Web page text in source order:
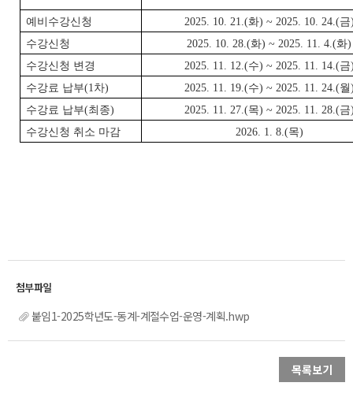
예비수강신청
2025. 10. 21.(화) ~ 2025. 10. 24.(금
수강신청
2025. 10. 28.(화) ~ 2025. 11. 4.(화)
수강신청 변경
2025. 11. 12.(수) ~ 2025. 11. 14.(금
수강료 납부(1차)
2025. 11. 19.(수) ~ 2025. 11. 24.(월
수강료 납부(최종)
2025. 11. 27.(목) ~ 2025. 11. 28.(금
수강신청 취소 마감
2026. 1. 8.(목)
붙임1-2025학년도-동계-계절수업-운영-계획.hwp
목록보기